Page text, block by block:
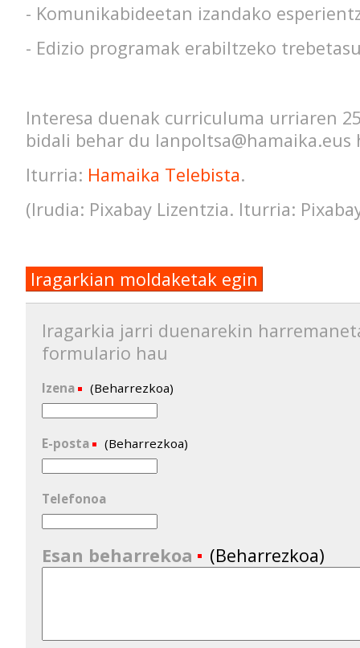
- Komunikabideetan izandako
- Edizio programak erabiltzeko
Interesa duenak curriculuma urriaren
bidali behar du lanpoltsa@hamaika.eus
Iturria: Hamaika Telebista.
(Irudia: Pixabay Lizentzia. Iturria:
Iragarkian moldaketak egin
Iragarkia jarri duenarekin
formulario hau
Izena (Beharrezkoa)
E-posta (Beharrezkoa)
Telefonoa
Esan beharrekoa (Beharrezkoa)